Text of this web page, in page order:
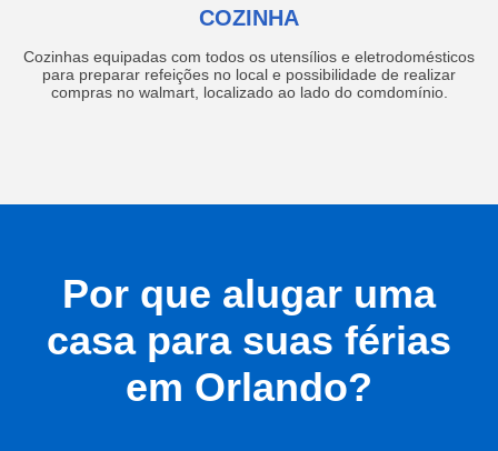
COZINHA
Cozinhas equipadas com todos os utensílios e eletrodomésticos
para preparar refeições no local e possibilidade de realizar
compras no walmart, localizado ao lado do comdomínio.
Por que alugar uma
casa para suas férias
em Orlando?